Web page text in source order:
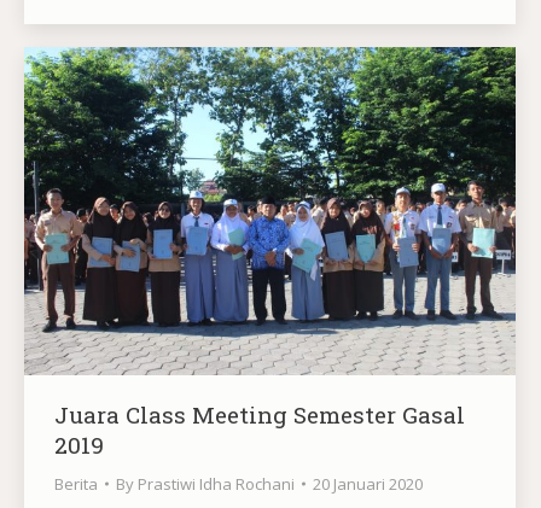
Juara Class Meeting Semester Gasal
2019
Berita By Prastiwi Idha Rochani 20 Januari 2020